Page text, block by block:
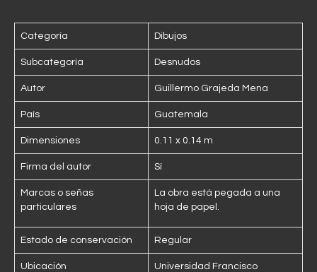
Categoría Dibujos
Subcategoría Desnudos
Autor Guillermo Grajeda Mena
País Guatemala
Dimensiones 0.11 x 0.14 m
Firma del autor Sí
Marcas o señas
particulares
La obra está pegada a una
hoja de papel.
Estado de conservación Regular
Ubicación
Universidad Francisco